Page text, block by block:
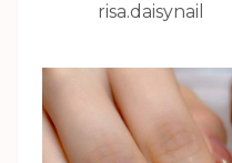
risa.daisynail